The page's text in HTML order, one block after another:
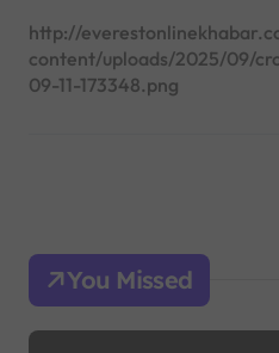
http://
content/uploads/2025/09/
09-11-173348.png
You Missed